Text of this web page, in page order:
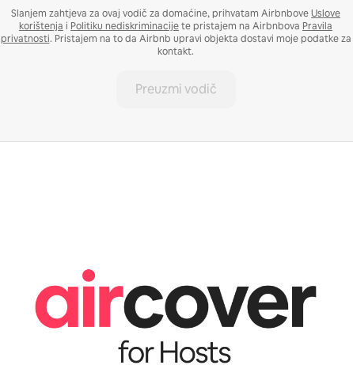
Slanjem zahtjeva za ovaj vodič za domaćine, prihvatam AirbnboveUslove
korištenja i Politiku nediskriminacijete pristajem na Airbnbova Pravila
privatnosti. Pristajem na to da Airbnb upravi objekta dostavi moje podatke za
kontakt.
Preuzmi vodič